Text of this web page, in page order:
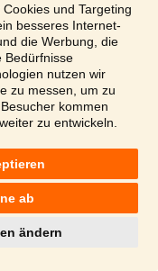
und Targeting
besseres Internet-
die Werbung, die
Bedürfnisse
nutzen wir
zu messen, um zu
kommen
zu entwickeln.
ab
ändern